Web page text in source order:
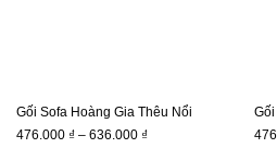
Gối Sofa Hoàng Gia Thêu Nổi
476.000 ₫ – 636.000 ₫Khoảng